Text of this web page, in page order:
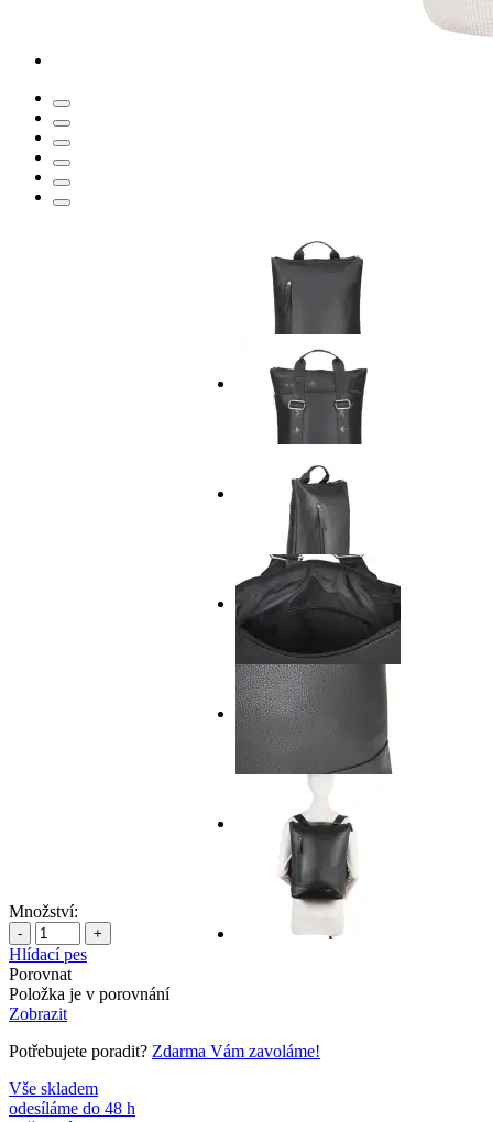
Množství:
- +
Hlídací pes
Porovnat
Položka je v porovnání
Zobrazit
Potřebujete poradit? Zdarma Vám zavoláme!
Vše skladem
odesíláme do 48 h